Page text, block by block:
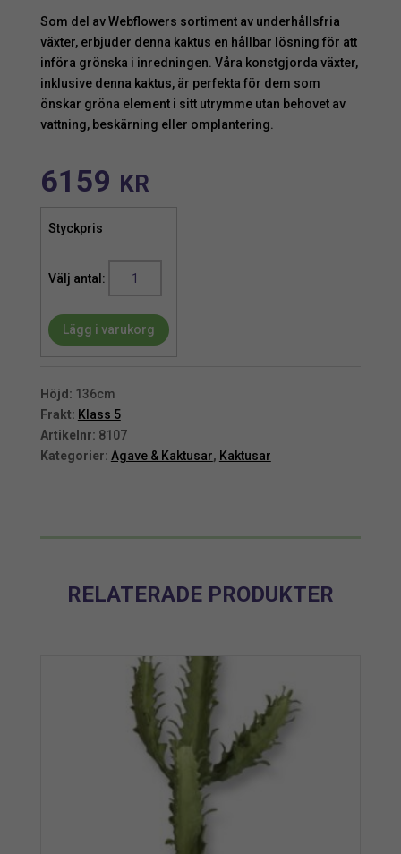
Som del av Webflowers sortiment av underhållsfria
växter, erbjuder denna kaktus en hållbar lösning för att
införa grönska i inredningen. Våra konstgjorda växter,
inklusive denna kaktus, är perfekta för dem som
önskar gröna element i sitt utrymme utan behovet av
vattning, beskärning eller omplantering.
6159 KR
Styckpris
Grön
mängd
Lägg i varukorg
Höjd: 136cm
Frakt: Klass 5
Artikelnr: 8107
Kategorier: Agave & Kaktusar, Kaktusar
RELATERADE PRODUKTER